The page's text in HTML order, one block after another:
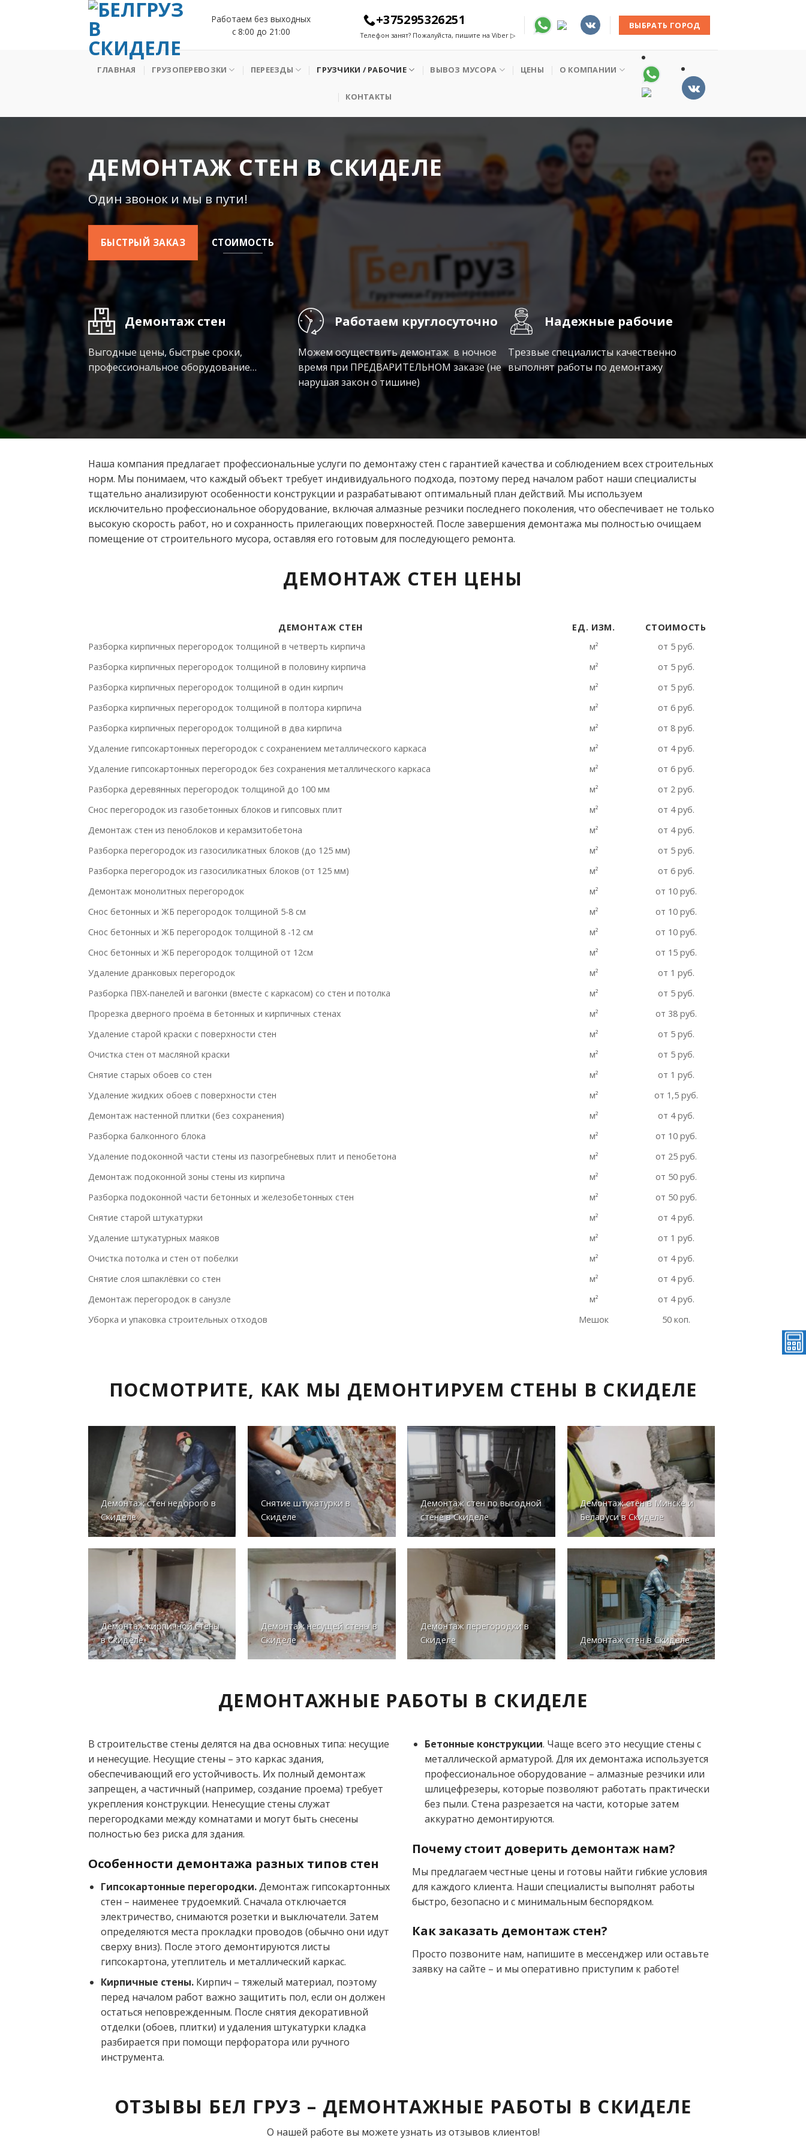
Работаем без выходных
с 8:00 до 21:00
+375295326251
Телефон занят? Пожалуйста, пишите на Viber ▷
ВЫБРАТЬ ГОРОД
ГЛАВНАЯ ГРУЗОПЕРЕВОЗКИ ПЕРЕЕЗДЫ ГРУЗЧИКИ / РАБОЧИЕ ВЫВОЗ МУСОРА ЦЕНЫ О КОМПАНИИ
КОНТАКТЫ
ДЕМОНТАЖ СТЕН В СКИДЕЛЕ
Один звонок и мы в пути!
БЫСТРЫЙ ЗАКАЗ СТОИМОСТЬ
Демонтаж стен
Выгодные цены, быстрые сроки,
профессиональное оборудование…
Работаем круглосуточно
Можем осуществить демонтаж в ночное
время при ПРЕДВАРИТЕЛЬНОМ заказе (не
нарушая закон о тишине)
Надежные рабочие
Трезвые специалисты качественно
выполнят работы по демонтажу
Наша компания предлагает профессиональные услуги по демонтажу стен с гарантией качества и соблюдением всех строительных
норм. Мы понимаем, что каждый объект требует индивидуального подхода, поэтому перед началом работ наши специалисты
тщательно анализируют особенности конструкции и разрабатывают оптимальный план действий. Мы используем
исключительно профессиональное оборудование, включая алмазные резчики последнего поколения, что обеспечивает не только
высокую скорость работ, но и сохранность прилегающих поверхностей. После завершения демонтажа мы полностью очищаем
помещение от строительного мусора, оставляя его готовым для последующего ремонта.
ДЕМОНТАЖ СТЕН ЦЕНЫ
ДЕМОНТАЖ СТЕН ЕД. ИЗМ.
СТОИМОСТЬ
ДЕМОНТАЖ СТЕН
ЕД. ИЗМ. СТОИМОСТЬ
Разборка кирпичных перегородок толщиной в четверть кирпича м²
от 5 руб.
Разборка кирпичных перегородок толщиной в половину кирпича
м²
от 5 руб.
Разборка кирпичных перегородок толщиной в один кирпич
м²
от 5 руб.
Разборка кирпичных перегородок толщиной в полтора кирпича
м²
от 6 руб.
Разборка кирпичных перегородок толщиной в два кирпича
м²
от 8 руб.
Удаление гипсокартонных перегородок с сохранением металлического каркаса
м²
от 4 руб.
Удаление гипсокартонных перегородок без сохранения металлического каркаса
м²
от 6 руб.
Разборка деревянных перегородок толщиной до 100 мм
м²
от 2 руб.
Снос перегородок из газобетонных блоков и гипсовых плит
м²
от 4 руб.
Демонтаж стен из пеноблоков и керамзитобетона
м²
от 4 руб.
Разборка перегородок из газосиликатных блоков (до 125 мм)
м²
от 5 руб.
Разборка перегородок из газосиликатных блоков (от 125 мм)
м²
от 6 руб.
Демонтаж монолитных перегородок
м²
от 10 руб.
Снос бетонных и ЖБ перегородок толщиной 5-8 см
м²
от 10 руб.
Снос бетонных и ЖБ перегородок толщиной 8 -12 см
м²
от 10 руб.
Снос бетонных и ЖБ перегородок толщиной от 12см
м²
от 15 руб.
Удаление дранковых перегородок
м²
от 1 руб.
Разборка ПВХ-панелей и вагонки (вместе с каркасом) со стен и потолка
м²
от 5 руб.
Прорезка дверного проёма в бетонных и кирпичных стенах
м²
от 38 руб.
Удаление старой краски с поверхности стен
м²
от 5 руб.
Очистка стен от масляной краски
м²
от 5 руб.
Снятие старых обоев со стен
м²
от 1 руб.
Удаление жидких обоев с поверхности стен
м²
от 1,5 руб.
Демонтаж настенной плитки (без сохранения)
м²
от 4 руб.
Разборка балконного блока
м²
от 10 руб.
Удаление подоконной части стены из пазогребневых плит и пенобетона
м²
от 25 руб.
Демонтаж подоконной зоны стены из кирпича
м²
от 50 руб.
Разборка подоконной части бетонных и железобетонных стен
м²
от 50 руб.
Снятие старой штукатурки
м²
от 4 руб.
Удаление штукатурных маяков
м²
от 1 руб.
Очистка потолка и стен от побелки
м²
от 4 руб.
Снятие слоя шпаклёвки со стен
м²
от 4 руб.
Демонтаж перегородок в санузле
м²
от 4 руб.
Уборка и упаковка строительных отходов
Мешок 50 коп.
ПОСМОТРИТЕ, КАК МЫ ДЕМОНТИРУЕМ СТЕНЫ В СКИДЕЛЕ
Демонтаж стен недорого в
Скиделе
Снятие штукатурки в
Скиделе
Демонтаж стен по выгодной
стене в Скиделе
Демонтаж стен в Минске и
Беларуси в Скиделе
Демонтаж кирпичной стены
в Скиделе
Демонтаж несущей стены в
Скиделе
Демонтаж перегородки в
Скиделе
Демонтаж стен в Скиделе
ДЕМОНТАЖНЫЕ РАБОТЫ В СКИДЕЛЕ
В строительстве стены делятся на два основных типа: несущие
и ненесущие. Несущие стены – это каркас здания,
обеспечивающий его устойчивость. Их полный демонтаж
запрещен, а частичный (например, создание проема) требует
укрепления конструкции. Ненесущие стены служат
перегородками между комнатами и могут быть снесены
полностью без риска для здания.
Особенности демонтажа разных типов стен
Гипсокартонные перегородки.Демонтаж гипсокартонных
стен – наименее трудоемкий. Сначала отключается
электричество, снимаются розетки и выключатели. Затем
определяются места прокладки проводов (обычно они идут
сверху вниз). После этого демонтируются листы
гипсокартона, утеплитель и металлический каркас.
Кирпичные стены. Кирпич – тяжелый материал, поэтому
перед началом работ важно защитить пол, если он должен
остаться неповрежденным. После снятия декоративной
отделки (обоев, плитки) и удаления штукатурки кладка
разбирается при помощи перфоратора или ручного
инструмента.
Бетонные конструкции. Чаще всего это несущие стены с
металлической арматурой. Для их демонтажа используется
профессиональное оборудование – алмазные резчики или
шлицефрезеры, которые позволяют работать практически
без пыли. Стена разрезается на части, которые затем
аккуратно демонтируются.
Почему стоит доверить демонтаж нам?
Мы предлагаем честные цены и готовы найти гибкие условия
для каждого клиента. Наши специалисты выполнят работы
быстро, безопасно и с минимальным беспорядком.
Как заказать демонтаж стен?
Просто позвоните нам, напишите в мессенджер или оставьте
заявку на сайте – и мы оперативно приступим к работе!
ОТЗЫВЫ БЕЛ ГРУЗ – ДЕМОНТАЖНЫЕ РАБОТЫ В СКИДЕЛЕ
О нашей работе вы можете узнать из отзывов клиентов!